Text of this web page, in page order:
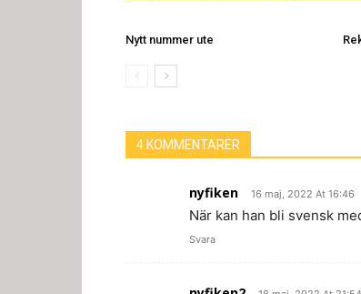
Nytt nummer ute
4 KOMMENTARER
nyfiken 16 maj, 2022 At 16:46
När kan han bli svensk
Svara